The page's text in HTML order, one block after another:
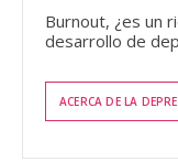
Burnout, ¿es un
desarrollo de
ACERCA DE LA